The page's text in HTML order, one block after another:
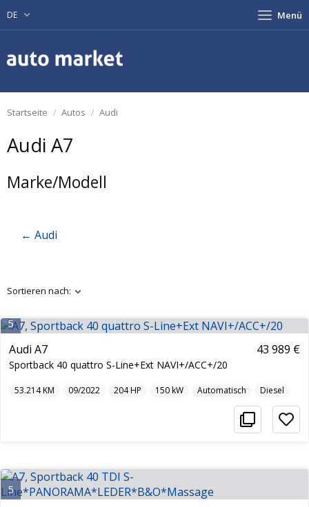
DE Menü
Startseite Autos Audi
Audi A7
Marke/Modell
← Audi
Sortieren nach:
5
Audi A7
Sportback 40 quattro S-Line+Ext NAVI+/ACC+/20
43 989 €
53.214KM 09/2022 204HP 150kW Automatisch Diesel
5